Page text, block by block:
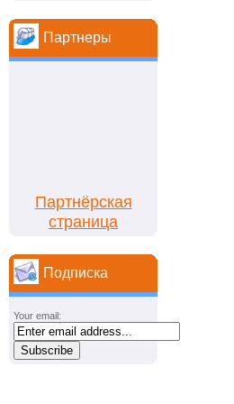
Партнеры
Партнёрская
страница
Подписка
Your email: